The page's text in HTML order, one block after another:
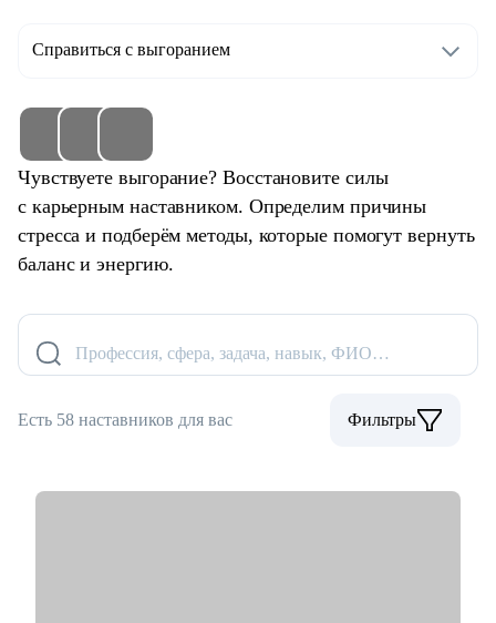
Справиться с выгоранием
Чувствуете выгорание? Восстановите силы
с карьерным наставником. Определим причины
стресса и подберём методы, которые помогут вернуть
баланс и энергию.
Профессия, сфера, задача, навык, ФИО…
Есть 58 наставников для вас Фильтры